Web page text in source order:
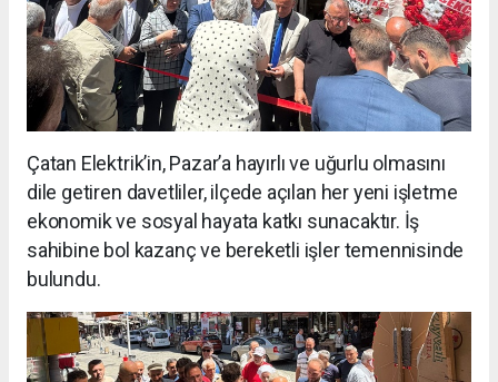
Çatan Elektrik’in, Pazar’a hayırlı ve uğurlu olmasını
dile getiren davetliler, ilçede açılan her yeni işletme
ekonomik ve sosyal hayata katkı sunacaktır. İş
sahibine bol kazanç ve bereketli işler temennisinde
bulundu.